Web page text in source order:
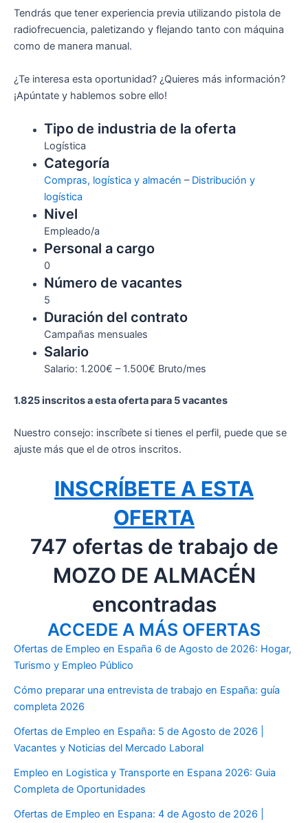
Tendrás que tener experiencia previa utilizando pistola de
radiofrecuencia, paletizando y flejando tanto con máquina
como de manera manual.
¿Te interesa esta oportunidad? ¿Quieres más información?
¡Apúntate y hablemos sobre ello!
Tipo de industria de la oferta
Logística
Categoría
Compras, logística y almacén – Distribución y
logística
Nivel
Empleado/a
Personal a cargo
0
Número de vacantes
5
Duración del contrato
Campañas mensuales
Salario
Salario: 1.200€ – 1.500€ Bruto/mes
1.825 inscritos a esta oferta para 5 vacantes
Nuestro consejo: inscríbete si tienes el perfil, puede que se
ajuste más que el de otros inscritos.
INSCRÍBETE A ESTA
OFERTA
747 ofertas de trabajo de
MOZO DE ALMACÉN
encontradas
ACCEDE A MÁS OFERTAS
Ofertas de Empleo en España 6 de Agosto de 2026: Hogar,
Turismo y Empleo Público
Cómo preparar una entrevista de trabajo en España: guía
completa 2026
Ofertas de Empleo en España: 5 de Agosto de 2026 |
Vacantes y Noticias del Mercado Laboral
Empleo en Logistica y Transporte en Espana 2026: Guia
Completa de Oportunidades
Ofertas de Empleo en Espana: 4 de Agosto de 2026 |